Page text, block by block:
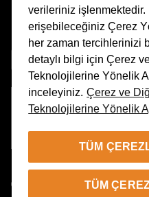
Uygulamamızı İndirin
verileriniz
erişebileceğiniz Çerez
her zaman tercihlerinizi
detaylı bilgi için Çerez
Teknolojilerine Yönelik
inceleyiniz. Çerez ve
Teknolojilerine Yönelik
TÜM
TÜM